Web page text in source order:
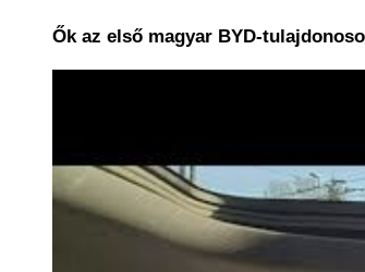
Ők az első magyar BYD-